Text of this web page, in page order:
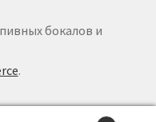
бокалов и
.